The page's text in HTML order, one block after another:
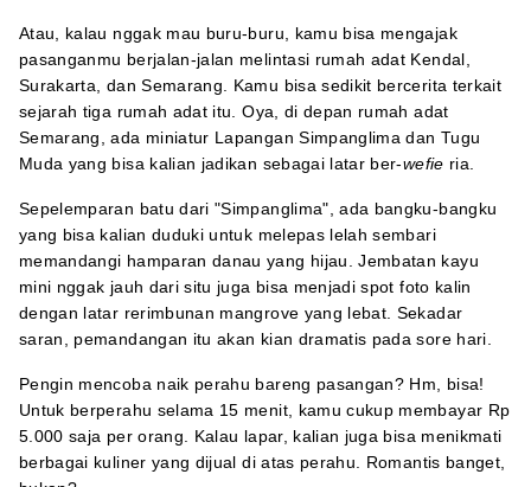
Atau, kalau nggak mau buru-buru, kamu bisa mengajak
pasanganmu berjalan-jalan melintasi rumah adat Kendal,
Surakarta, dan Semarang. Kamu bisa sedikit bercerita terkait
sejarah tiga rumah adat itu. Oya, di depan rumah adat
Semarang, ada miniatur Lapangan Simpanglima dan Tugu
Muda yang bisa kalian jadikan sebagai latar ber-wefie ria.
Sepelemparan batu dari "Simpanglima", ada bangku-bangku
yang bisa kalian duduki untuk melepas lelah sembari
memandangi hamparan danau yang hijau. Jembatan kayu
mini nggak jauh dari situ juga bisa menjadi spot foto kalin
dengan latar rerimbunan mangrove yang lebat. Sekadar
saran, pemandangan itu akan kian dramatis pada sore hari.
Pengin mencoba naik perahu bareng pasangan? Hm, bisa!
Untuk berperahu selama 15 menit, kamu cukup membayar Rp
5.000 saja per orang. Kalau lapar, kalian juga bisa menikmati
berbagai kuliner yang dijual di atas perahu. Romantis banget,